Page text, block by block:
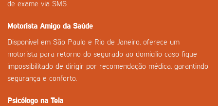
de exame via SMS.
Motorista Amigo da Saúde
Disponível em São Paulo e Rio de Janeiro, oferece um
motorista para retorno do segurado ao domicílio caso fique
impossibilitado de dirigir por recomendação médica, garantindo
segurança e conforto.
Psicólogo na Tela